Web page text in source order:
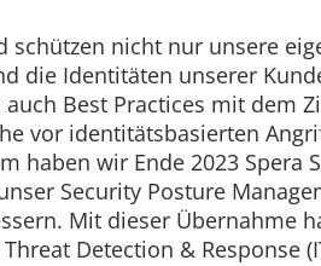
schützen nicht nur unsere
die Identitäten unserer
Best Practices mit dem
vor identitätsbasierten
haben wir Ende 2023 Spera
Security Posture
Mit dieser Übernahme
Detection & Response